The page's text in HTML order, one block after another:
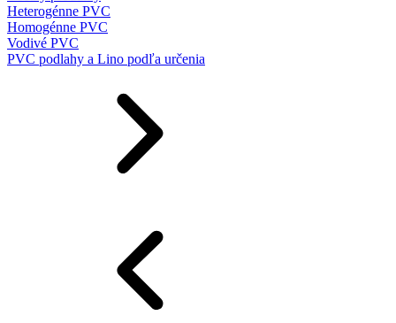
Heterogénne PVC
Homogénne PVC
Vodivé PVC
PVC podlahy a Lino podľa určenia